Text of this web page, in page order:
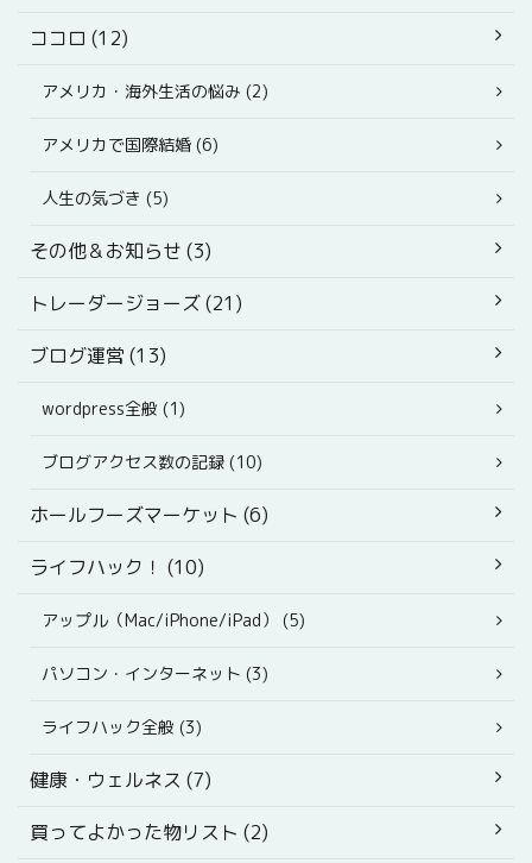
ココロ (12)
アメリカ・海外生活の悩み (2)
アメリカで国際結婚 (6)
人生の気づき (5)
その他＆お知らせ (3)
トレーダージョーズ (21)
ブログ運営 (13)
wordpress全般 (1)
ブログアクセス数の記録 (10)
ホールフーズマーケット (6)
ライフハック！ (10)
アップル（Mac/iPhone/iPad） (5)
パソコン・インターネット (3)
ライフハック全般 (3)
健康・ウェルネス (7)
買ってよかった物リスト (2)